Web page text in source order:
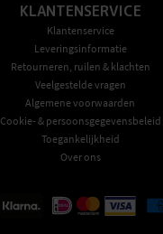
KLANTENSERVICE
Klantenservice
Leveringsinformatie
Retourneren, ruilen & klachten
Veelgestelde vragen
Algemene voorwaarden
Cookie- & persoonsgegevensbeleid
Toegankelijkheid
Over ons